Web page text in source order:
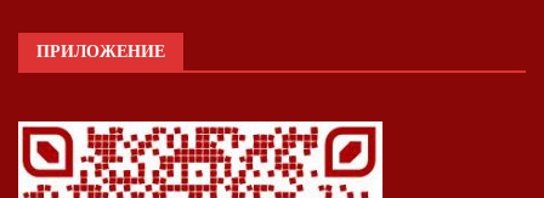
ПРИЛОЖЕНИЕ